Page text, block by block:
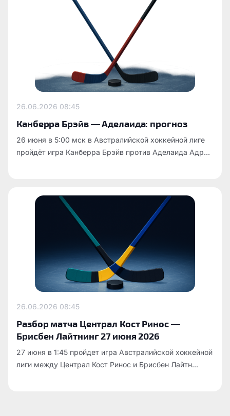
26.06.2026 08:45
Канберра Брэйв — Аделаида: прогноз
26 июня в 5:00 мск в Австралийской хоккейной лиге
пройдёт игра Канберра Брэйв против Аделаида Адр...
26.06.2026 08:45
Разбор матча Централ Кост Ринос —
Брисбен Лайтнинг 27 июня 2026
27 июня в 1:45 пройдет игра Австралийской хоккейной
лиги между Централ Кост Ринос и Брисбен Лайтн...